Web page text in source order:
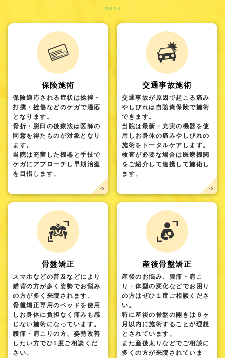
menu
保険施術
保険適応される症状は捻挫・
打撲・挫傷などのケガで適応
となります。
骨折・脱臼の後療法は医師の
同意を得たものが対象となり
ます。
当院は充実した機器と手技で
ケガにアプローチし早期治癒
を目指します。
交通事故施術
交通事故が原因で起こる痛み
やしびれは自賠責保険で施術
できます。
当院は最新・充実の機器を使
用しお身体の痛みやしびれの
施術をトータルケアします。
検査が必要な場合は医療機関
をご紹介して連携して施術し
ます。
骨盤矯正
スマホなどの普及などにより
猫背の方が多く姿勢でお悩み
の方が多く来院されます。
骨盤矯正専用のベッドを使用
しお身体に負担なく痛みも感
じない施術になっています。
腰痛・肩こりの方、姿勢改善
したい方でひ1度ご相談くだ
さい。
産後骨盤矯正
産後のお悩み、腰痛・肩こ
り・体型の変化などでお困り
の方はぜひ１度ご相談くださ
い。
特に産後の骨盤の開きは６ヶ
月以内に施術することが理想
とされています。
また産後太りなどでご相談に
多くの方が来院されていま